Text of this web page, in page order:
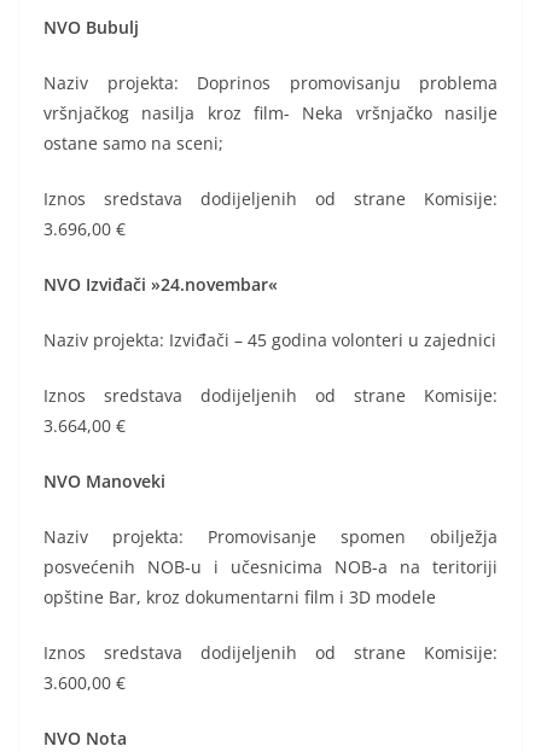
NVO Bubulj
Naziv projekta: Doprinos promovisanju problema
vršnjačkog nasilja kroz film- Neka vršnjačko nasilje
ostane samo na sceni;
Iznos sredstava dodijeljenih od strane Komisije:
3.696,00 €
NVO Izviđači »24.novembar«
Naziv projekta: Izviđači – 45 godina volonteri u zajednici
Iznos sredstava dodijeljenih od strane Komisije:
3.664,00 €
NVO Manoveki
Naziv projekta: Promovisanje spomen obilježja
posvećenih NOB-u i učesnicima NOB-a na teritoriji
opštine Bar, kroz dokumentarni film i 3D modele
Iznos sredstava dodijeljenih od strane Komisije:
3.600,00 €
NVO Nota